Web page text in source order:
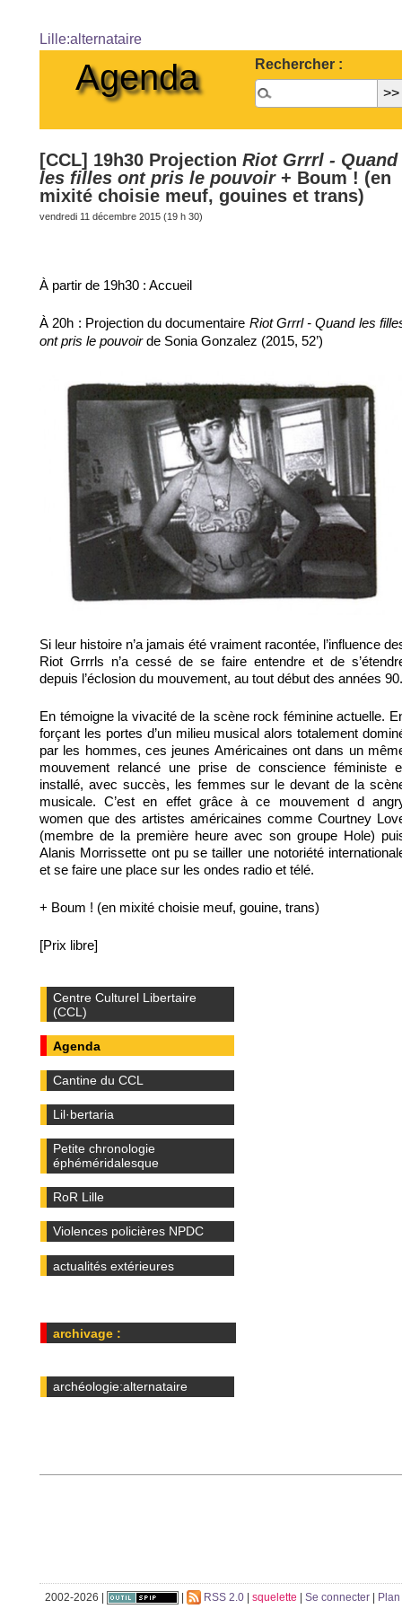
Lille:alternataire
Agenda Rechercher :
[CCL] 19h30 Projection Riot Grrrl - Quand
les filles ont pris le pouvoir + Boum ! (en
mixité choisie meuf, gouines et trans)
vendredi 11 décembre 2015 (19 h 30)
À partir de 19h30 : Accueil
À 20h : Projection du documentaire Riot Grrrl - Quand les
ont pris le pouvoirde Sonia Gonzalez (2015, 52’)
Si leur histoire n’a jamais été vraiment racontée, l’influence
Riot Grrrls n’a cessé de se faire entendre et de
depuis l’éclosion du mouvement, au tout début des années 90.
En témoigne la vivacité de la scène rock féminine actuelle.
forçant les portes d’un milieu musical alors totalement
par les hommes, ces jeunes Américaines ont dans un
mouvement relancé une prise de conscience féministe
installé, avec succès, les femmes sur le devant de la
musicale. C’est en effet grâce à ce mouvement d
women que des artistes américaines comme Courtney
(membre de la première heure avec son groupe Hole)
Alanis Morrissette ont pu se tailler une notoriété
et se faire une place sur les ondes radio et télé.
+ Boum ! (en mixité choisie meuf, gouine, trans)
[Prix libre]
Centre Culturel Libertaire
(CCL)
Agenda
Cantine du CCL
Lil·bertaria
Petite chronologie
éphéméridalesque
RoR Lille
Violences policières NPDC
actualités extérieures
archivage :
archéologie:alternataire
2002-2026 | | RSS 2.0 | squelette | Se connecter | Plan